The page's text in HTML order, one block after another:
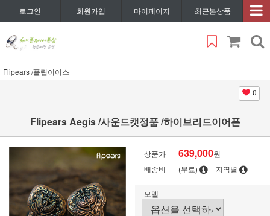
로그인 회원가입 마이페이지 최근본상품
Flipears /플립이어스
0
Flipears Aegis /사운드캣정품 /하이브리드이어폰
상품가 639,000원
배송비
(무료) 지역별
모델